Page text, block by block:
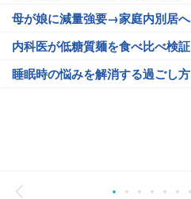
母が娘に減量強要→家庭内別居へ
内科医が低糖質麺を食べ比べ検証
睡眠時の悩みを解消する過ごし方